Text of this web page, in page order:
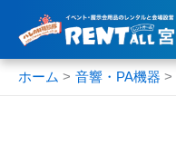
ホーム 音響・PA機器